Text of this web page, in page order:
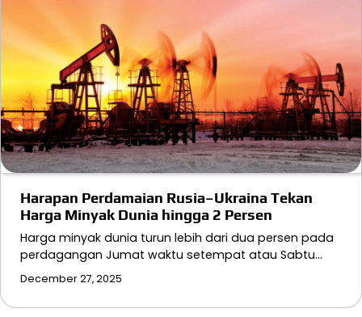
Harapan Perdamaian Rusia–Ukraina Tekan
Harga Minyak Dunia hingga 2 Persen
Harga minyak dunia turun lebih dari dua persen pada
perdagangan Jumat waktu setempat atau Sabtu…
December 27, 2025